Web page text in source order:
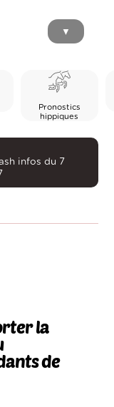
▼
Pronostics
hippiques
infos du 7
la
de